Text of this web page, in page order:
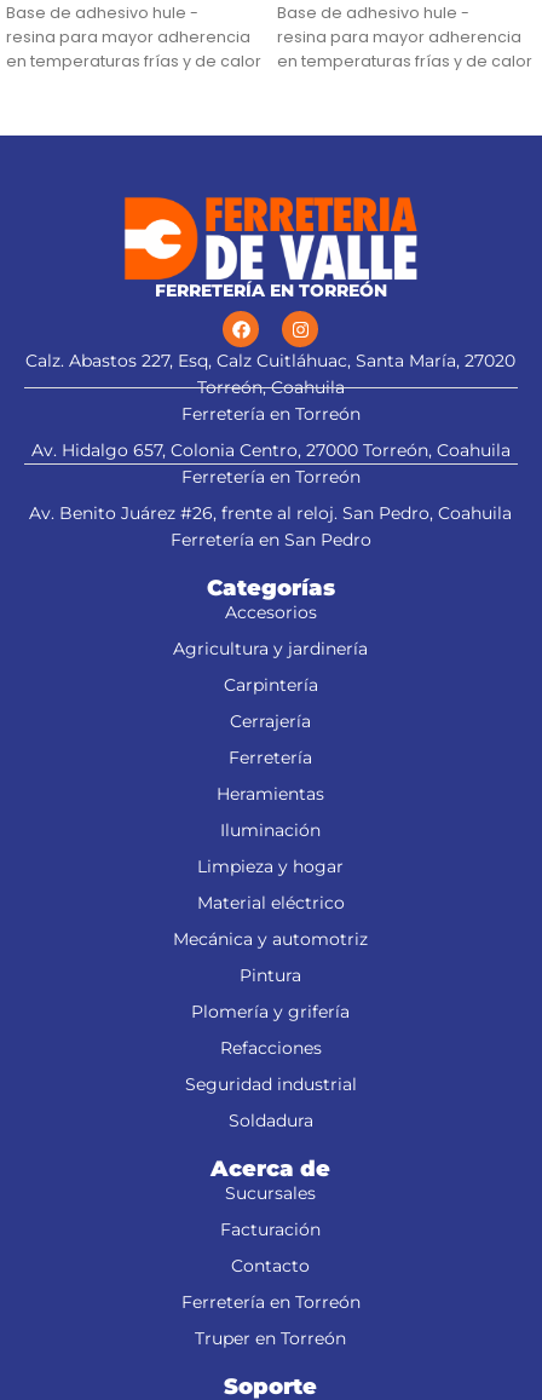
Base de adhesivo hule -
resina para mayor adherencia
en temperaturas frías y de calor
excelente flexibilidad
Base de adhesivo hule -
resina para mayor adherencia
en temperaturas frías y de calor
excelente flexibilidad
FERRETERÍA EN TORREÓN
Calz. Abastos 227, Esq, Calz Cuitláhuac, Santa María, 27020
Torreón, Coahuila
Ferretería en Torreón
Av. Hidalgo 657, Colonia Centro, 27000 Torreón, Coahuila
Ferretería en Torreón
Av. Benito Juárez #26, frente al reloj. San Pedro, Coahuila
Ferretería en San Pedro
Categorías
Accesorios
Agricultura y jardinería
Carpintería
Cerrajería
Ferretería
Heramientas
Iluminación
Limpieza y hogar
Material eléctrico
Mecánica y automotriz
Pintura
Plomería y grifería
Refacciones
Seguridad industrial
Soldadura
Acerca de
Sucursales
Facturación
Contacto
Ferretería en Torreón
Truper en Torreón
Soporte